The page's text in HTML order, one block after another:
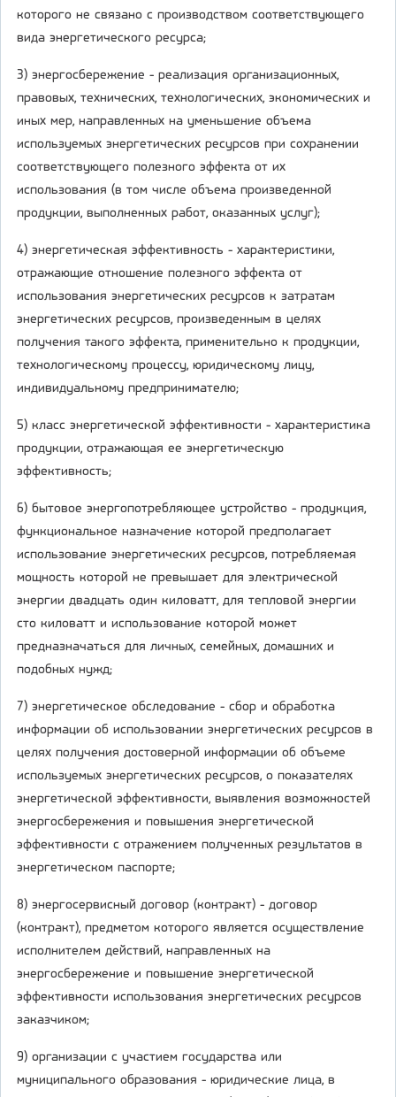
которого не связано с производством соответствующего
вида энергетического ресурса;
3) энергосбережение - реализация организационных,
правовых, технических, технологических, экономических и
иных мер, направленных на уменьшение объема
используемых энергетических ресурсов при сохранении
соответствующего полезного эффекта от их
использования (в том числе объема произведенной
продукции, выполненных работ, оказанных услуг);
4) энергетическая эффективность - характеристики,
отражающие отношение полезного эффекта от
использования энергетических ресурсов к затратам
энергетических ресурсов, произведенным в целях
получения такого эффекта, применительно к продукции,
технологическому процессу, юридическому лицу,
индивидуальному предпринимателю;
5) класс энергетической эффективности - характеристика
продукции, отражающая ее энергетическую
эффективность;
6) бытовое энергопотребляющее устройство - продукция,
функциональное назначение которой предполагает
использование энергетических ресурсов, потребляемая
мощность которой не превышает для электрической
энергии двадцать один киловатт, для тепловой энергии
сто киловатт и использование которой может
предназначаться для личных, семейных, домашних и
подобных нужд;
7) энергетическое обследование - сбор и обработка
информации об использовании энергетических ресурсов в
целях получения достоверной информации об объеме
используемых энергетических ресурсов, о показателях
энергетической эффективности, выявления возможностей
энергосбережения и повышения энергетической
эффективности с отражением полученных результатов в
энергетическом паспорте;
8) энергосервисный договор (контракт) - договор
(контракт), предметом которого является осуществление
исполнителем действий, направленных на
энергосбережение и повышение энергетической
эффективности использования энергетических ресурсов
заказчиком;
9) организации с участием государства или
муниципального образования - юридические лица, в